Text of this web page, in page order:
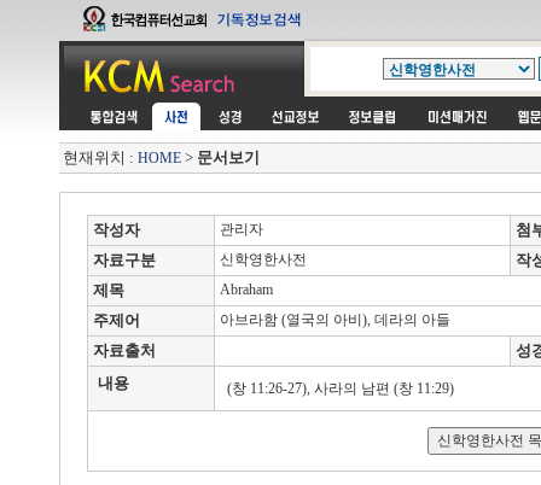
현재위치 : HOME > 문서보기
작성자 관리자
첨
자료구분
신학영한사전
작
제목
Abraham
주제어 아브라함 (열국의 아비), 데라의 아들
자료출처
성
내용
(창 11:26-27), 사라의 남편 (창 11:29)